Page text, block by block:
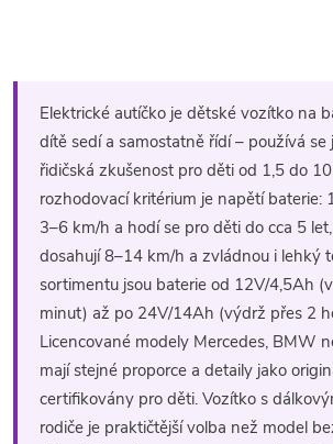
an
Elektrické autíčko je dětské vozítko na
dítě sedí a samostatně řídí – používá se
řidičská zkušenost pro děti od 1,5 do
rozhodovací kritérium je napětí baterie:
3–6 km/h a hodí se pro děti do cca 5
dosahují 8–14 km/h a zvládnou i lehký
sortimentu jsou baterie od 12V/4,5Ah
minut) až po 24V/14Ah (výdrž přes 2
Licencované modely Mercedes, BMW
mají stejné proporce a detaily jako
certifikovány pro děti. Vozítko s
rodiče je praktičtější volba než model